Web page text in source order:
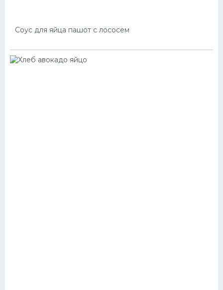
Соус для яйца пашот с лососем